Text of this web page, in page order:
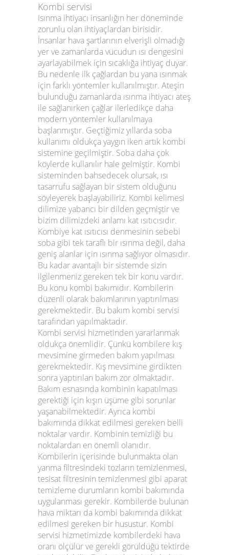
Kombi servisi
Isınma ihtiyacı insanlığın her döneminde
zorunlu olan ihtiyaçlardan birisidir.
İnsanlar hava şartlarının elverişli olmadığı
yer ve zamanlarda vücudun ısı dengesini
ayarlayabilmek için sıcaklığa ihtiyaç duyar.
Bu nedenle ilk çağlardan bu yana ısınmak
için farklı yöntemler kullanılmıştır. Ateşin
bulunduğu zamanlarda ısınma ihtiyacı ateş
ile sağlanırken çağlar ilerledikçe daha
modern yöntemler kullanılmaya
başlanmıştır. Geçtiğimiz yıllarda soba
kullanımı oldukça yaygın iken artık kombi
sistemine geçilmiştir. Soba daha çok
köylerde kullanılır hale gelmiştir. Kombi
sisteminden bahsedecek olursak, ısı
tasarrufu sağlayan bir sistem olduğunu
söyleyerek başlayabiliriz. Kombi kelimesi
dilimize yabancı bir dilden geçmiştir ve
bizim dilimizdeki anlamı kat ısıtıcısıdır.
Kombiye kat ısıtıcısı denmesinin sebebi
soba gibi tek taraflı bir ısınma değil, daha
geniş alanlar için ısınma sağlıyor olmasıdır.
Bu kadar avantajlı bir sistemde sizin
ilgilenmeniz gereken tek bir konu vardır.
Bu konu kombi bakımıdır. Kombilerin
düzenli olarak bakımlarının yaptırılması
gerekmektedir. Bu bakım kombi servisi
tarafından yapılmaktadır.
Kombi servisi hizmetinden yararlanmak
oldukça önemlidir. Çünkü kombilere kış
mevsimine girmeden bakım yapılması
gerekmektedir. Kış mevsimine girdikten
sonra yaptırılan bakım zor olmaktadır.
Bakım esnasında kombinin kapatılması
gerektiği için kışın üşüme gibi sorunlar
yaşanabilmektedir. Ayrıca kombi
bakımında dikkat edilmesi gereken belli
noktalar vardır. Kombinin temizliği bu
noktalardan en önemli olanıdır.
Kombilerin içerisinde bulunmakta olan
yanma filtresindeki tozların temizlenmesi,
tesisat filtresinin temizlenmesi gibi aparat
temizleme durumların kombi bakımında
uygulanması gerekir. Kombilerde bulunan
hava miktarı da kombi bakımında dikkat
edilmesi gereken bir husustur. Kombi
servisi hizmetimizde kombilerdeki hava
oranı ölçülür ve gerekli görüldüğü tektirde